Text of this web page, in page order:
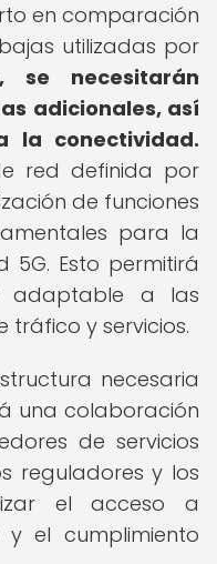
en comparación
utilizadas por
se necesitarán
adicionales, así
la conectividad.
red definida por
de funciones
para la
5G. Esto permitirá
adaptable a las
y servicios.
necesaria
una colaboración
de servicios
reguladores y los
el acceso a
y el cumplimiento